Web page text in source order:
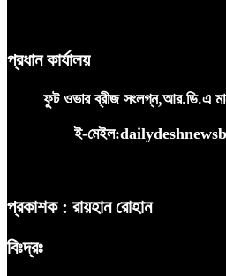
প্রধান কার্যালয়
ফুট ওভার ব্রীজ সংলগ্ন,আর.ডি.এ
ই-
প্রকাশক : রায়হান রোহান
বিঃদ্রঃ